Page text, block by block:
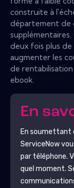
construite à
département de
deux fois plus
augmenter les
de
ebook.
En
En soumettant
ServiceNow
par téléphone.
quel moment.